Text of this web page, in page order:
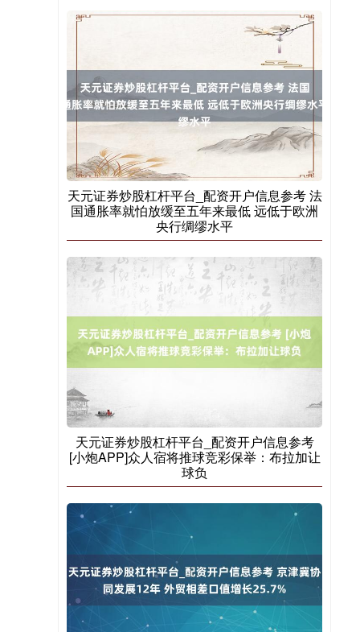
天元证券炒股杠杆平台_配资开户信息参考 法
国通胀率就怕放缓至五年来最低 远低于欧洲
央行绸缪水平
天元证券炒股杠杆平台_配资开户信息参考
[小炮APP]众人宿将推球竞彩保举：布拉加让
球负